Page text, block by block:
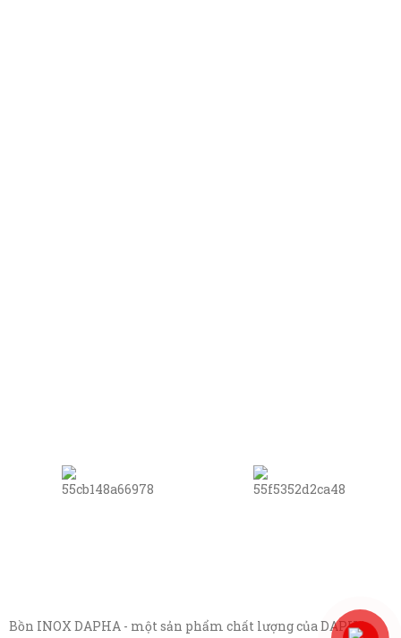
Bồn INOX DAPHA - một sản phẩm chất lượng của DAPHA